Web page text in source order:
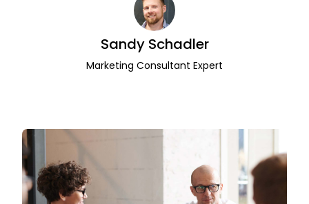
Sandy Schadler
Marketing Consultant Expert